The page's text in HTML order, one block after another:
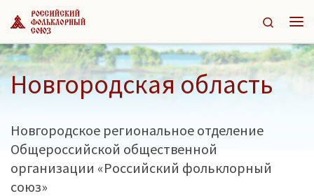
Перейти к содержимому
Search
Новгородская область
Новгородское региональное отделение
Общероссийской общественной
организации «Российский фольклорный
союз»